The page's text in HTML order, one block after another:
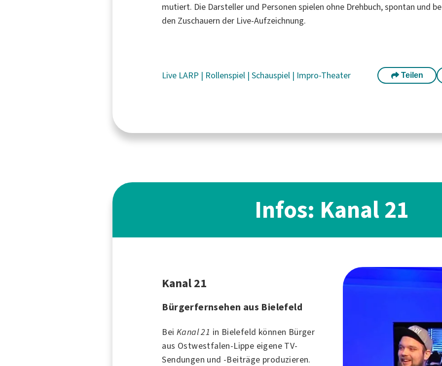
mutiert. Die Darsteller und Personen spielen ohne Drehbuch, spontan und
den Zuschauern der Live-Aufzeichnung.
Live LARP | Rollenspiel |Schauspiel | Impro-Theater Teilen
Infos: Kanal 21
Kanal 21
Bürgerfernsehen aus Bielefeld
BeiKanal 21 in Bielefeld können Bürger
aus Ostwestfalen-Lippe eigene TV-
Sendungen und -Beiträge produzieren.